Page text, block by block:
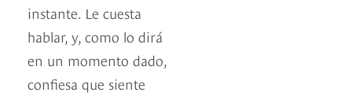
instante. Le cuesta
hablar, y, como lo dirá
en un momento dado,
confiesa que siente